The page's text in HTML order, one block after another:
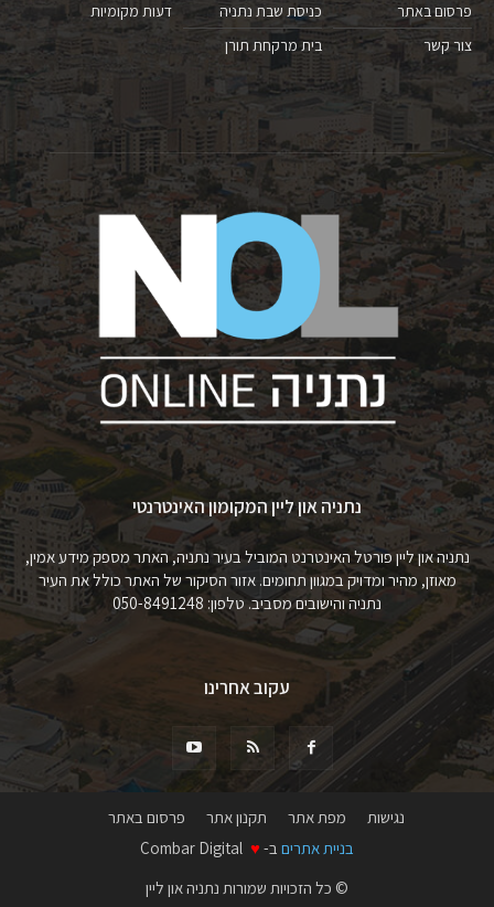
פרסום באתר
צור קשר
כניסת שבת נתניה
בית מרקחת תורן
דעות מקומיות
נתניה און ליין המקומון האינטרנטי
נתניה און ליין פורטל האינטרנט המוביל בעיר נתניה, האתר מספק מידע אמין,
מאוזן, מהיר ומדויק במגוון תחומים. אזור הסיקור של האתר כולל את העיר
נתניה והישובים מסביב. טלפון: 050-8491248
עקוב אחרינו
נגישות מפת אתר תקנון אתר
פרסום באתר
בניית אתרים ב- ♥
© כל הזכויות שמורות נתניה און ליין